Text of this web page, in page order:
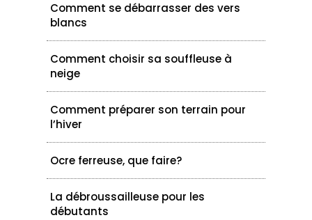
Comment se débarrasser des vers
blancs
Comment choisir sa souffleuse à
neige
Comment préparer son terrain pour
l’hiver
Ocre ferreuse, que faire?
La débroussailleuse pour les
débutants